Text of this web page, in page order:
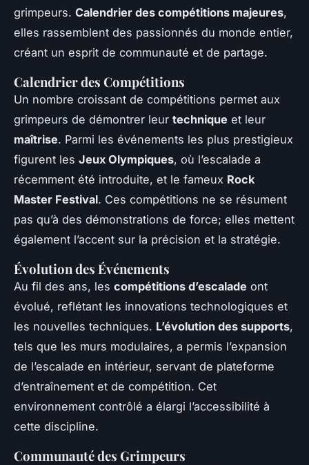
grimpeurs. Calendrier des compétitions majeures,
elles rassemblent des passionnés du monde entier,
créant un esprit de communauté et de partage.
Calendrier des Compétitions
Un nombre croissant de compétitions permet aux
grimpeurs de démontrer leur technique et leur
maîtrise. Parmi les événements les plus prestigieux
figurent les Jeux Olympiques, où l’escalade a
récemment été introduite, et le fameux Rock
Master Festival. Ces compétitions ne se résument
pas qu’à des démonstrations de force; elles mettent
également l’accent sur la précision et la stratégie.
Évolution des Événements
Au fil des ans, les compétitions d’escalade ont
évolué, reflétant les innovations technologiques et
les nouvelles techniques. L’évolution des supports,
tels que les murs modulaires, a permis l’expansion
de l’escalade en intérieur, servant de plateforme
d’entraînement et de compétition. Cet
environnement contrôlé a élargi l’accessibilité à
cette discipline.
Communauté des Grimpeurs